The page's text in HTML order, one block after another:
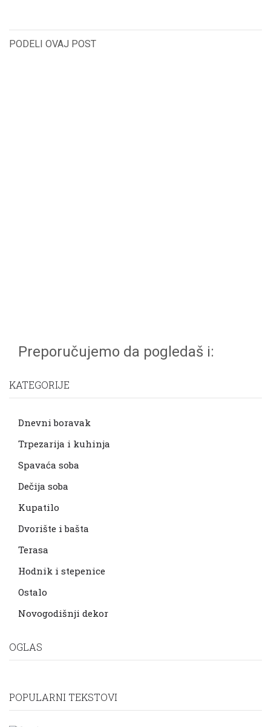
PODELI OVAJ POST
Preporučujemo da pogledaš i:
KATEGORIJE
Dnevni boravak
Trpezarija i kuhinja
Spavaća soba
Dečija soba
Kupatilo
Dvorište i bašta
Terasa
Hodnik i stepenice
Ostalo
Novogodišnji dekor
OGLAS
POPULARNI TEKSTOVI